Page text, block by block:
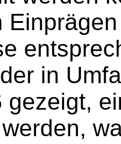
in
gezeigt,